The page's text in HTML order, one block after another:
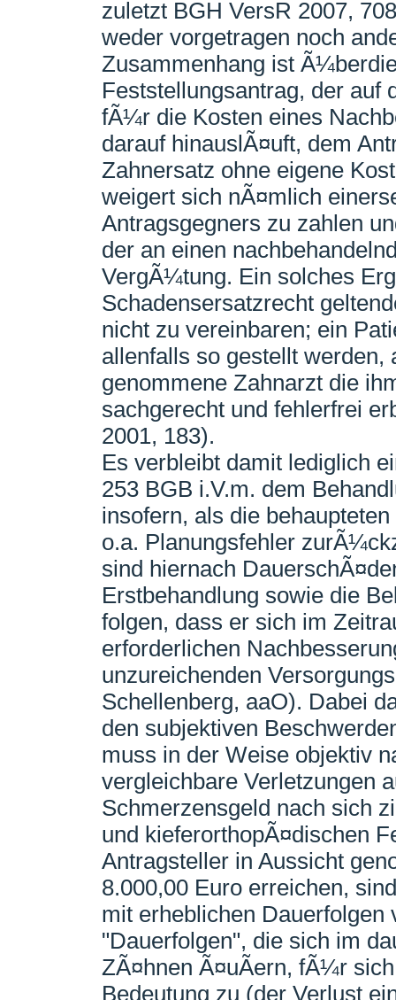
zuletzt BGH VersR 2007,
weder vorgetragen noch
Zusammenhang ist
Feststellungsantrag, der auf
fÃ¼r die Kosten eines
darauf hinauslÃ¤uft, dem
Zahnersatz ohne eigene
weigert sich nÃ¤mlich
Antragsgegners zu zahlen
der an einen
VergÃ¼tung. Ein solches
Schadensersatzrecht
nicht zu vereinbaren; ein
allenfalls so gestellt werden,
genommene Zahnarzt die
sachgerecht und fehlerfrei
2001, 183).
Es verbleibt damit lediglich
253 BGB i.V.m. dem
insofern, als die
o.a. Planungsfehler
sind hiernach
Erstbehandlung sowie die
folgen, dass er sich im
erforderlichen
unzureichenden
Schellenberg, aaO). Dabei
den subjektiven
muss in der Weise objektiv
vergleichbare Verletzungen
Schmerzensgeld nach sich
und kieferorthopÃ¤dischen
Antragsteller in Aussicht
8.000,00 Euro erreichen,
mit erheblichen Dauerfolgen
"Dauerfolgen", die sich im
ZÃ¤hnen Ã¤uÃern, fÃ¼r
Bedeutung zu (der Verlust